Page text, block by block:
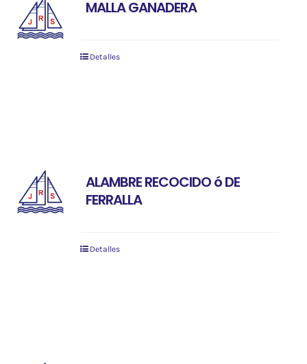
MALLA GANADERA
Detalles
ALAMBRE RECOCIDO ó DE
FERRALLA
Detalles